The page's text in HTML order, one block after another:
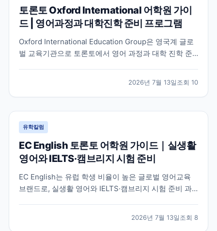
토론토 Oxford International 어학원 가이
드 | 영어과정과 대학진학 준비 프로그램
Oxford International Education Group은 영국계 글로
벌 교육기관으로 토론토에서 영어 과정과 대학 진학 준
2026년 7월 13일조회 10
유학칼럼
EC English 토론토 어학원 가이드｜실생활
영어와 IELTS·캠브리지 시험 준비
EC English는 유럽 학생 비율이 높은 글로벌 영어교육
브랜드로, 실생활 영어와 IELTS·캠브리지 시험 준비 과
2026년 7월 13일조회 8